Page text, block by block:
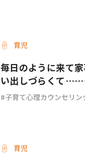
育児
毎日のように来て
い出しづらくて……
子育て心理カウンセリン
育児